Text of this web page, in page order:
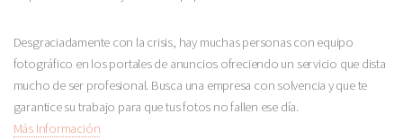
Desgraciadamente con la crisis, hay muchas personas con equipo
fotográfico en los portales de anuncios ofreciendo un servicio que dista
mucho de ser profesional. Busca una empresa con solvencia y que te
garantice su trabajo para que tus fotos no fallen ese día.
Más Información